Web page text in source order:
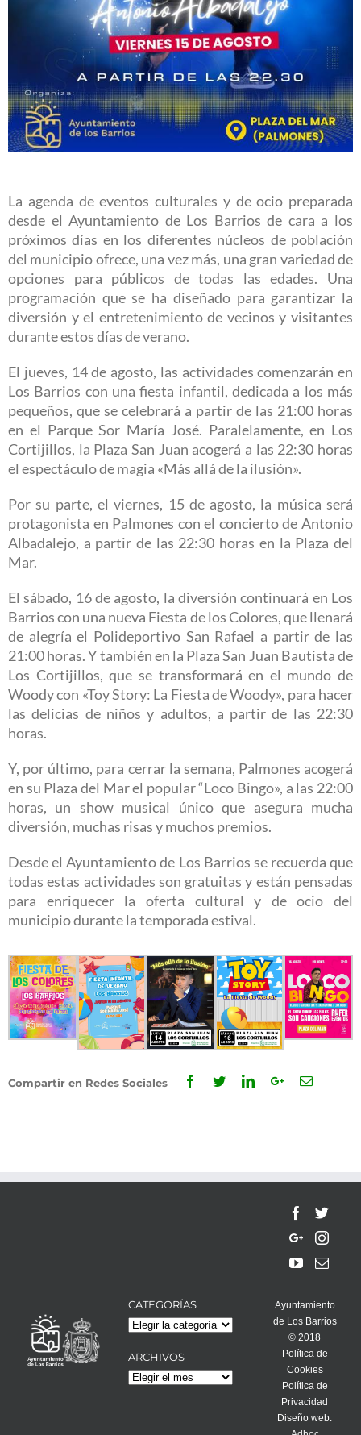
La agenda de eventos culturales y de ocio preparada
desde el Ayuntamiento de Los Barrios de cara a los
próximos días en los diferentes núcleos de población
del municipio ofrece, una vez más, una gran variedad de
opciones para públicos de todas las edades. Una
programación que se ha diseñado para garantizar la
diversión y el entretenimiento de vecinos y visitantes
durante estos días de verano.
El jueves, 14 de agosto, las actividades comenzarán en
Los Barrios con una fiesta infantil, dedicada a los más
pequeños, que se celebrará a partir de las 21:00 horas
en el Parque Sor María José. Paralelamente, en Los
Cortijillos, la Plaza San Juan acogerá a las 22:30 horas
el espectáculo de magia «Más allá de la ilusión».
Por su parte, el viernes, 15 de agosto, la música será
protagonista en Palmones con el concierto de Antonio
Albadalejo, a partir de las 22:30 horas en la Plaza del
Mar.
El sábado, 16 de agosto, la diversión continuará en Los
Barrios con una nueva Fiesta de los Colores, que llenará
de alegría el Polideportivo San Rafael a partir de las
21:00 horas. Y también en la Plaza San Juan Bautista de
Los Cortijillos, que se transformará en el mundo de
Woody con «Toy Story: La Fiesta de Woody», para hacer
las delicias de niños y adultos, a partir de las 22:30
horas.
Y, por último, para cerrar la semana, Palmones acogerá
en su Plaza del Mar el popular “Loco Bingo», a las 22:00
horas, un show musical único que asegura mucha
diversión, muchas risas y muchos premios.
Desde el Ayuntamiento de Los Barrios se recuerda que
todas estas actividades son gratuitas y están pensadas
para enriquecer la oferta cultural y de ocio del
municipio durante la temporada estival.
Compartir en Redes Sociales Facebook
TwitterLinkedinGoogle+Email
CATEGORÍAS
Categorías
ARCHIVOS
Archivos
Ayuntamiento
de Los Barrios
© 2018
Política de
Cookies
Política de
Privacidad
Diseño web: